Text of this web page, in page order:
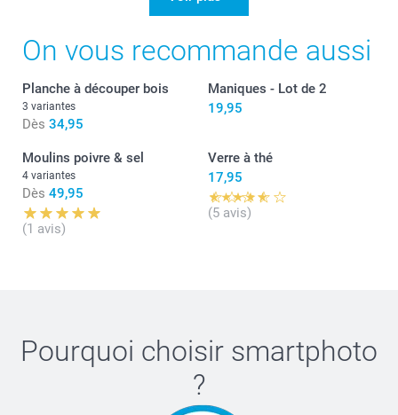
On vous recommande aussi
Planche à découper bois
3 variantes
Dès 34,95
Maniques - Lot de 2
19,95
Moulins poivre & sel
4 variantes
Dès 49,95
(1 avis)
Verre à thé
17,95
(5 avis)
Pourquoi choisir smartphoto
?